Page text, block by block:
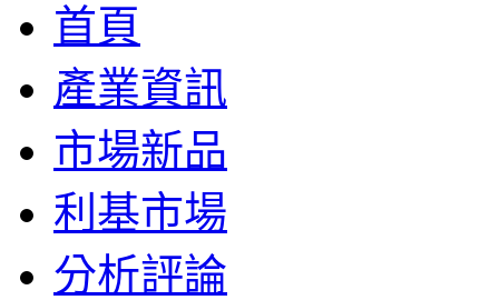
首頁
產業資訊
市場新品
利基市場
分析評論